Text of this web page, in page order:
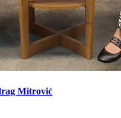
Mitrović